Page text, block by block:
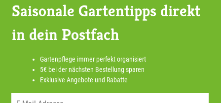
Saisonale Gartentipps direkt
in dein Postfach
Gartenpflege immer perfekt organisiert
5€ bei der nächsten Bestellung sparen
Exklusive Angebote und Rabatte